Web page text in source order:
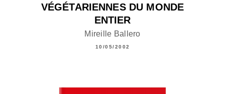
VÉGÉTARIENNES DU MONDE
ENTIER
Mireille Ballero
10/05/2002